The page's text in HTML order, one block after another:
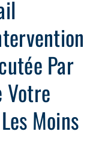
Par
Votre
Moins